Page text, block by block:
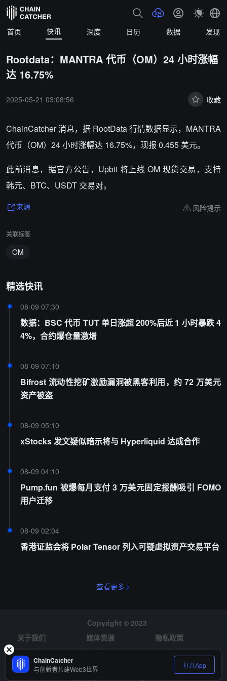
首页 快讯 深度 日历 数据 发现
Rootdata：MANTRA 代币（OM）24 小时涨幅
达 16.75%
2025-05-21 03:08:56 收藏
ChainCatcher 消息， 据 RootData 行情数据显示，MANTRA
代币（OM）24 小时涨幅达 16.75%，现报 0.455 美元。
此前消息， 据官方公告，Upbit 将上线 OM 现货交易，支持
韩元、BTC、USDT 交易对。
来源 风险提示
关联标签
OM
精选快讯
08-09 07:30
数据：BSC 代币 TUT 单日涨超 200%后近 1 小时暴跌 4
4%，合约爆仓量激增
08-09 07:10
Bifrost 流动性挖矿激励漏洞被黑客利用，约 72 万美元
资产被盗
08-09 05:10
xStocks 发文疑似暗示将与 Hyperliquid 达成合作
08-09 04:10
Pump.fun 被爆每月支付 3 万美元固定报酬吸引 FOMO
用户迁移
08-09 02:04
香港证监会将 Polar Tensor 列入可疑虚拟资产交易平台
查看更多
Copyright © 2023
关于我们
媒体资源
隐私政策
风险提示
招聘
ChainCatcher
与创新者共建Web3世界 打开App